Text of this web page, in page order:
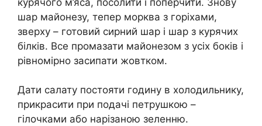
шар майонезу, тепер морква з горіхами,
зверху – готовий сирний шар і шар з курячих
білків. Все промазати майонезом з усіх боків і
рівномірно засипати жовтком.
Дати салату постояти годину в холодильнику,
прикрасити при подачі петрушкою –
гілочками або нарізаною зеленню.